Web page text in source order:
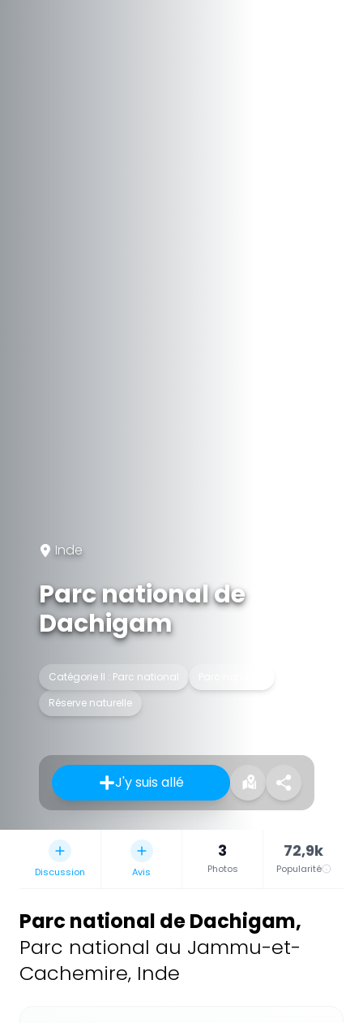
Inde
Parc national de
Dachigam
Catégorie II : Parc national
Réserve naturelle
J'y suis allé
Discussion Avis
3
Photos
72,9k
Popularité
Parc national de Dachigam,
Parc national au Jammu-et-
Cachemire, Inde